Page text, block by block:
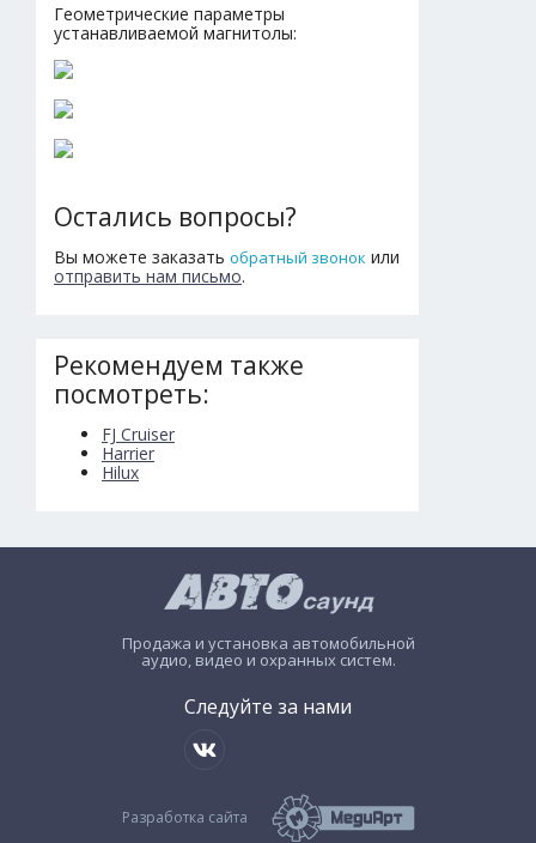
Геометрические параметры
устанавливаемой магнитолы:
Остались вопросы?
Вы можете заказать обратный звонок или
отправить нам письмо.
Рекомендуем также
посмотреть:
FJ Cruiser
Harrier
Hilux
Продажа и установка автомобильной
аудио, видео и охранных систем.
Следуйте за нами
Разработка сайта